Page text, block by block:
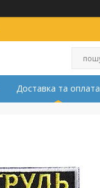
Доставка та оплата